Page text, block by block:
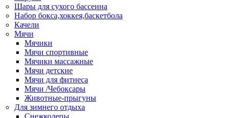
Шары для сухого бассеина
Набор бокса,хоккея,баскетбола
Качели
Мячи
Мячики
Мячи спортивные
Мячики массажные
Мячи детские
Мячи для фитнеса
Мячи /Чебоксары
Животные-прыгуны
Для зимнего отдыха
Снежколепы